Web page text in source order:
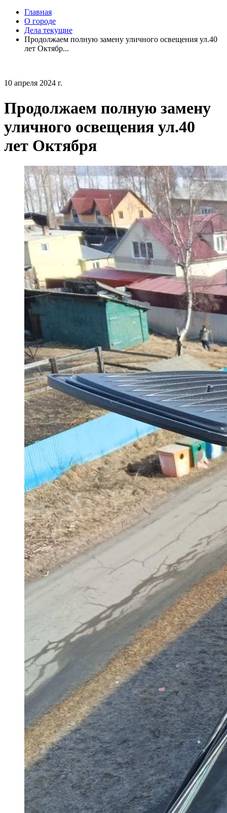
Главная
О городе
Дела текущие
Продолжаем полную замену уличного освещения ул.40
лет Октябр...
10 апреля 2024 г.
Продолжаем полную замену
уличного освещения ул.40
лет Октября